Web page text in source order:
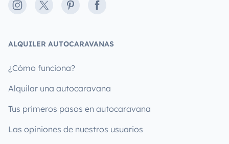
Instagram
X PinterestFacebook
ALQUILER AUTOCARAVANAS
¿Cómo funciona?
Alquilar una autocaravana
Tus primeros pasos en autocaravana
Las opiniones de nuestros usuarios